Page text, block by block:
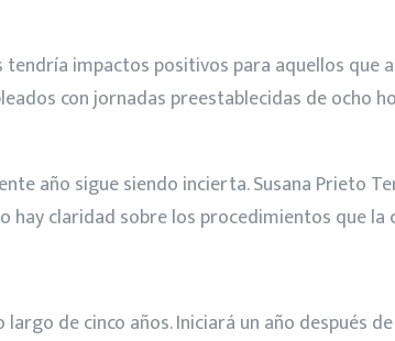
impactos positivos para aquellos
con jornadas preestablecidas de ocho
año sigue siendo incierta. Susana Prieto
hay claridad sobre los procedimientos que
de cinco años. Iniciará un año después